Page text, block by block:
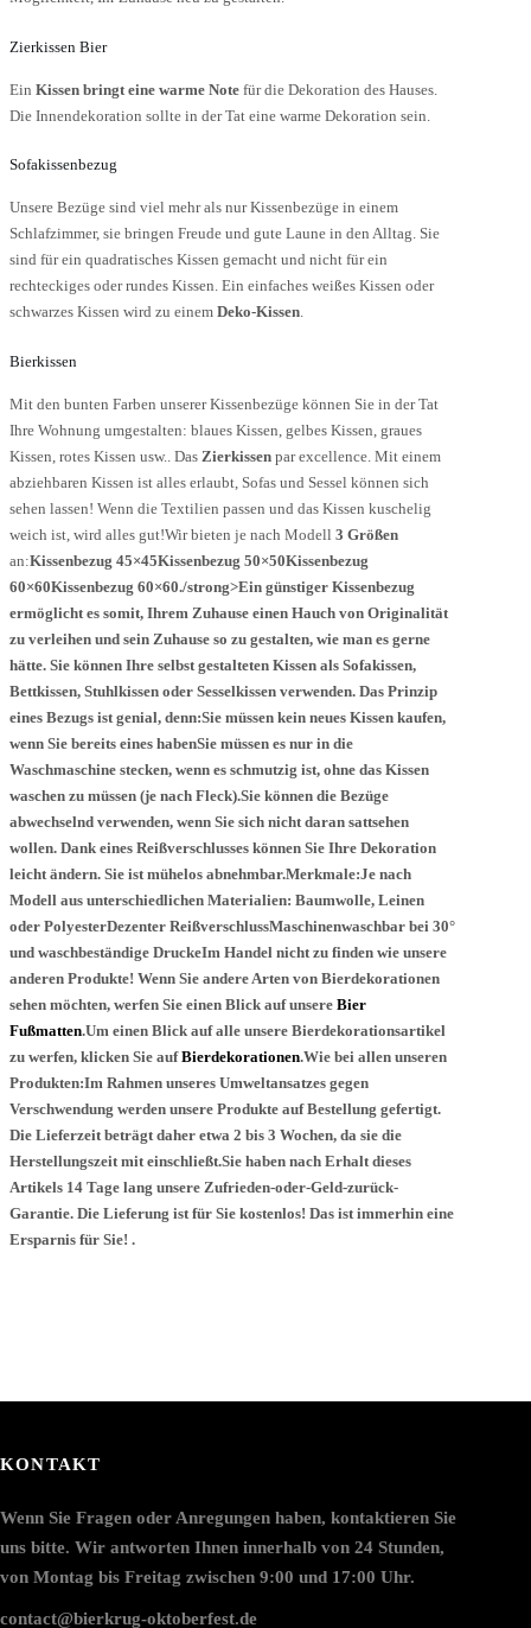
Zierkissen Bier
Ein Kissen bringt eine warme Note für die Dekoration des Hauses.
Die Innendekoration sollte in der Tat eine warme Dekoration sein.
Sofakissenbezug
Unsere Bezüge sind viel mehr als nur Kissenbezüge in einem
Schlafzimmer, sie bringen Freude und gute Laune in den Alltag. Sie
sind für ein quadratisches Kissen gemacht und nicht für ein
rechteckiges oder rundes Kissen. Ein einfaches weißes Kissen oder
schwarzes Kissen wird zu einem Deko-Kissen.
Bierkissen
Mit den bunten Farben unserer Kissenbezüge können Sie in der Tat
Ihre Wohnung umgestalten: blaues Kissen, gelbes Kissen, graues
Kissen, rotes Kissen usw.. Das Zierkissen par excellence. Mit einem
abziehbaren Kissen ist alles erlaubt, Sofas und Sessel können sich
sehen lassen! Wenn die Textilien passen und das Kissen kuschelig
weich ist, wird alles gut!Wir bieten je nach Modell 3 Größen
an:Kissenbezug 45×45Kissenbezug 50×50Kissenbezug
60×60Kissenbezug 60×60./strong>Ein günstiger Kissenbezug
ermöglicht es somit, Ihrem Zuhause einen Hauch von Originalität
zu verleihen und sein Zuhause so zu gestalten, wie man es gerne
hätte. Sie können Ihre selbst gestalteten Kissen als Sofakissen,
Bettkissen, Stuhlkissen oder Sesselkissen verwenden. Das Prinzip
eines Bezugs ist genial, denn:Sie müssen kein neues Kissen kaufen,
wenn Sie bereits eines habenSie müssen es nur in die
Waschmaschine stecken, wenn es schmutzig ist, ohne das Kissen
waschen zu müssen (je nach Fleck).Sie können die Bezüge
abwechselnd verwenden, wenn Sie sich nicht daran sattsehen
wollen. Dank eines Reißverschlusses können Sie Ihre Dekoration
leicht ändern. Sie ist mühelos abnehmbar.Merkmale:Je nach
Modell aus unterschiedlichen Materialien: Baumwolle, Leinen
oder PolyesterDezenter ReißverschlussMaschinenwaschbar bei 30°
und waschbeständige DruckeIm Handel nicht zu finden wie unsere
anderen Produkte! Wenn Sie andere Arten von Bierdekorationen
sehen möchten, werfen Sie einen Blick auf unsere Bier
Fußmatten.Um einen Blick auf alle unsere Bierdekorationsartikel
zu werfen, klicken Sie aufBierdekorationen.Wie bei allen unseren
Produkten:Im Rahmen unseres Umweltansatzes gegen
Verschwendung werden unsere Produkte auf Bestellung gefertigt.
Die Lieferzeit beträgt daher etwa 2 bis 3 Wochen, da sie die
Herstellungszeit mit einschließt.Sie haben nach Erhalt dieses
Artikels 14 Tage lang unsere Zufrieden-oder-Geld-zurück-
Garantie. Die Lieferung ist für Sie kostenlos! Das ist immerhin eine
Ersparnis für Sie! .
KONTAKT
Wenn Sie Fragen oder Anregungen haben, kontaktieren Sie
uns bitte. Wir antworten Ihnen innerhalb von 24 Stunden,
von Montag bis Freitag zwischen 9:00 und 17:00 Uhr.
contact@bierkrug-oktoberfest.de